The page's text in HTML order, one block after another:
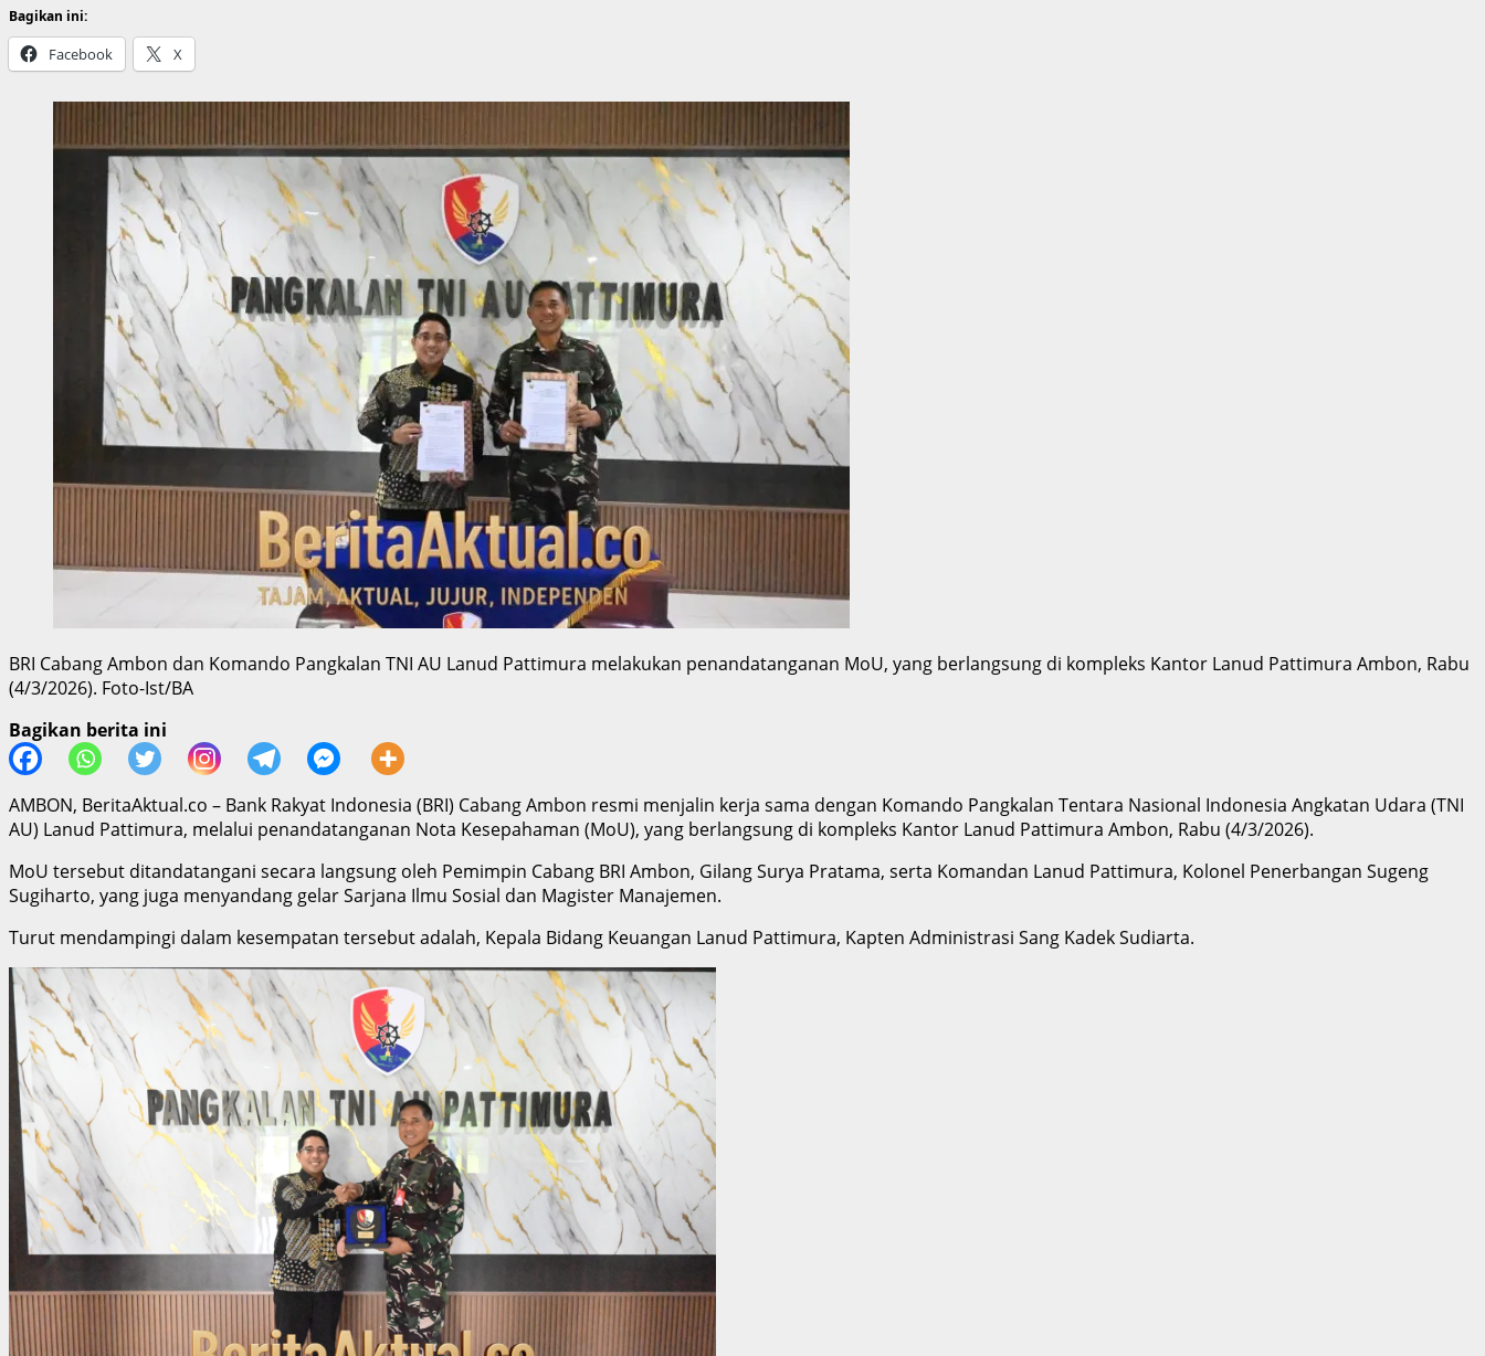
Bagikan ini:
Facebook X
BRI Cabang Ambon dan Komando Pangkalan TNI AU Lanud Pattimura melakukan penandatanganan MoU, yang berlangsung di kompleks Kantor Lanud Pattimura Ambon, Rabu
(4/3/2026). Foto-Ist/BA
Bagikan berita ini
AMBON, BeritaAktual.co – Bank Rakyat Indonesia (BRI) Cabang Ambon resmi menjalin kerja sama dengan Komando Pangkalan Tentara Nasional Indonesia Angkatan Udara (TNI
AU) Lanud Pattimura, melalui penandatanganan Nota Kesepahaman (MoU), yang berlangsung di kompleks Kantor Lanud Pattimura Ambon, Rabu (4/3/2026).
MoU tersebut ditandatangani secara langsung oleh Pemimpin Cabang BRI Ambon, Gilang Surya Pratama, serta Komandan Lanud Pattimura, Kolonel Penerbangan Sugeng
Sugiharto, yang juga menyandang gelar Sarjana Ilmu Sosial dan Magister Manajemen.
Turut mendampingi dalam kesempatan tersebut adalah, Kepala Bidang Keuangan Lanud Pattimura, Kapten Administrasi Sang Kadek Sudiarta.